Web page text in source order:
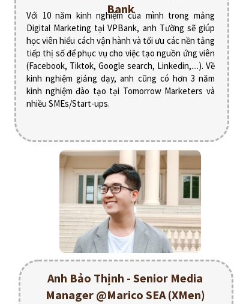
Với 10 năm kinh nghiệm của mình trong mảng
Digital Marketing tại VPBank, anh Tường sẽ giúp
học viên hiểu cách vận hành và tối ưu các nền tảng
tiếp thị số để phục vụ cho việc tạo nguồn ứng viên
(Facebook, Tiktok, Google search, Linkedin,....). Về
kinh nghiệm giảng dạy, anh cũng có hơn 3 năm
kinh nghiệm đào tạo tại Tomorrow Marketers và
nhiều SMEs/Start-ups.
Bank
Anh Bảo Thịnh - Senior Media
Manager @Marico SEA (XMen)